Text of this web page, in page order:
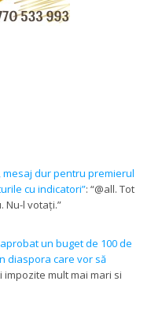
dur pentru premierul
cu indicatori”: “@all. Tot
Nu-l votați.”
un buget de 100 de
diaspora care vor să
impozite mult mai mari si